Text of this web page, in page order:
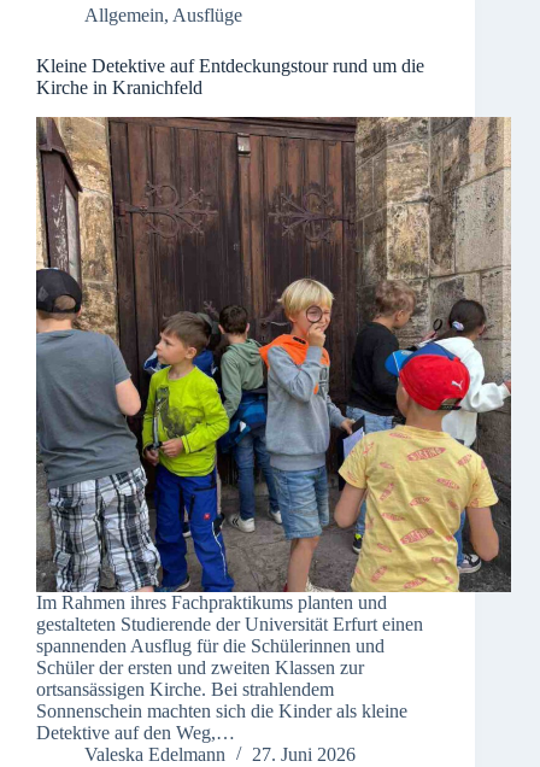
Allgemein, Ausflüge
Kleine Detektive auf Entdeckungstour rund um die
Kirche in Kranichfeld
Im Rahmen ihres Fachpraktikums planten und
gestalteten Studierende der Universität Erfurt einen
spannenden Ausflug für die Schülerinnen und
Schüler der ersten und zweiten Klassen zur
ortsansässigen Kirche. Bei strahlendem
Sonnenschein machten sich die Kinder als kleine
Detektive auf den Weg,…
Valeska Edelmann
27. Juni 2026